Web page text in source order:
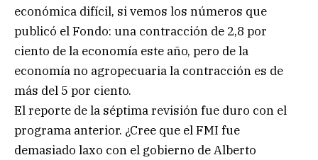
económica difícil, si vemos los números que
publicó el Fondo: una contracción de 2,8 por
ciento de la economía este año, pero de la
economía no agropecuaria la contracción es de
más del 5 por ciento.
El reporte de la séptima revisión fue duro con el
programa anterior. ¿Cree que el FMI fue
demasiado laxo con el gobierno de Alberto